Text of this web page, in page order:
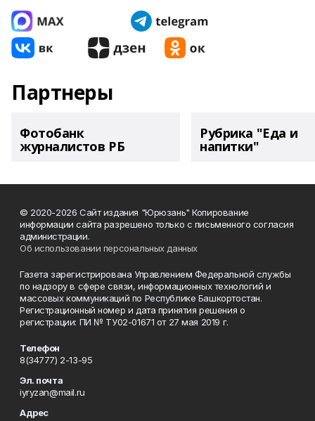
Партнеры
Фотобанк
журналистов РБ
Рубрика "Еда и
напитки"
© 2020-2026 Сайт издания "Юрюзань" Копирование
информации сайта разрешено только с письменного согласия
администрации.
Об использовании персональных данных
Газета зарегистрирована Управлением Федеральной службы
по надзору в сфере связи, информационных технологий и
массовых коммуникаций по Республике Башкортостан.
Регистрационный номер и дата принятия решения о
регистрации: ПИ № ТУ02-01671 от 27 мая 2019 г.
Телефон
8(34777) 2-13-95
Эл. почта
iyryzan@mail.ru
Адрес